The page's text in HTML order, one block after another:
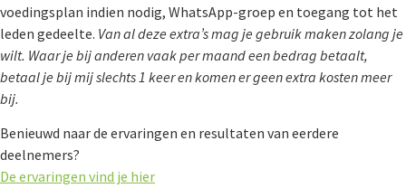
voedingsplan indien nodig, WhatsApp-groep en toegang tot het
leden gedeelte. Van al deze extra’s mag je gebruik maken zolang je
wilt. Waar je bij anderen vaak per maand een bedrag betaalt,
betaal je bij mij slechts 1 keer en komen er geen extra kosten meer
bij.
Benieuwd naar de ervaringen en resultaten van eerdere
deelnemers?
De ervaringen vind je hier